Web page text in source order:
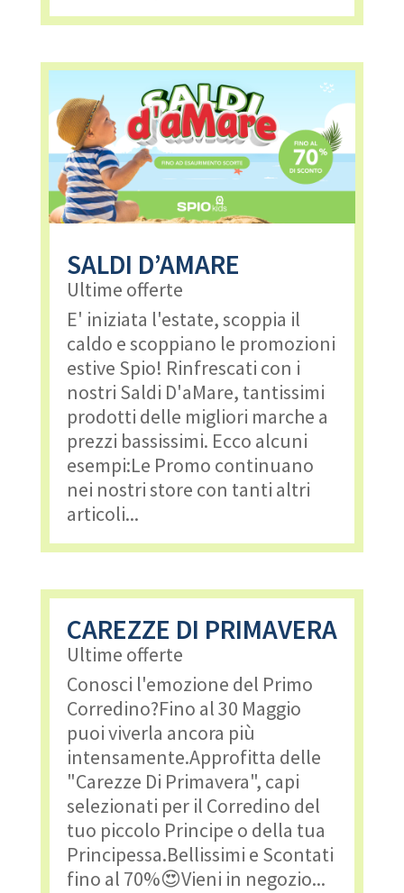
SALDI D’AMARE
Ultime offerte
E' iniziata l'estate, scoppia il
caldo e scoppiano le promozioni
estive Spio! Rinfrescati con i
nostri Saldi D'aMare, tantissimi
prodotti delle migliori marche a
prezzi bassissimi. Ecco alcuni
esempi:Le Promo continuano
nei nostri store con tanti altri
articoli...
CAREZZE DI PRIMAVERA
Ultime offerte
Conosci l'emozione del Primo
Corredino?Fino al 30 Maggio
puoi viverla ancora più
intensamente.Approfitta delle
"Carezze Di Primavera", capi
selezionati per il Corredino del
tuo piccolo Principe o della tua
Principessa.Bellissimi e Scontati
fino al 70%😍Vieni in negozio...